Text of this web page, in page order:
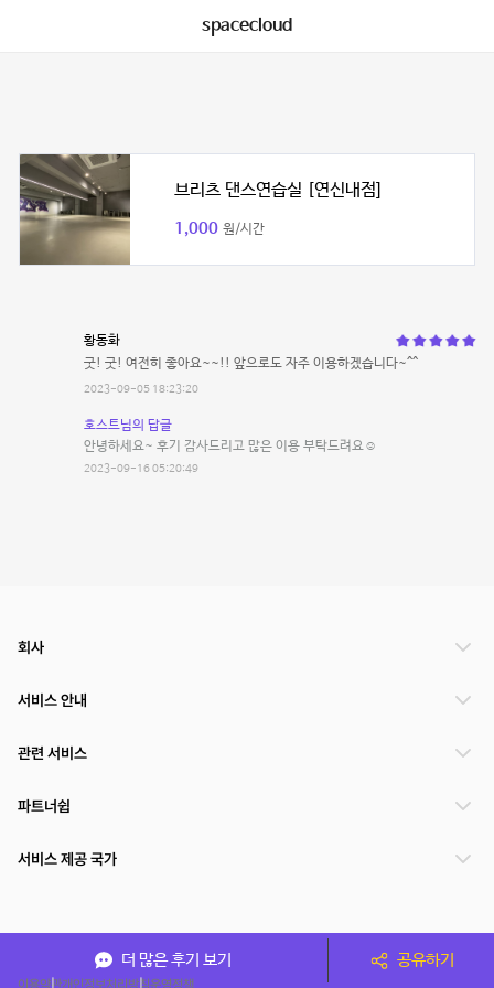
spacecloud
브리츠 댄스연습실 [연신내점]
1,000 원/시간
황동화
굿! 굿! 여전히 좋아요~~!! 앞으로도 자주 이용하겠습니다~^^
2023-09-05 18:23:20
호스트님의 답글
안녕하세요~ 후기 감사드리고 많은 이용 부탁드려요☺️
2023-09-16 05:20:49
더 많은 후기 보기 공유하기
회사
서비스 안내
관련 서비스
파트너쉽
서비스 제공 국가
이용약관개인정보처리방침운영정책